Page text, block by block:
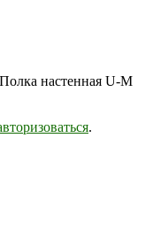
настенная U-M
.